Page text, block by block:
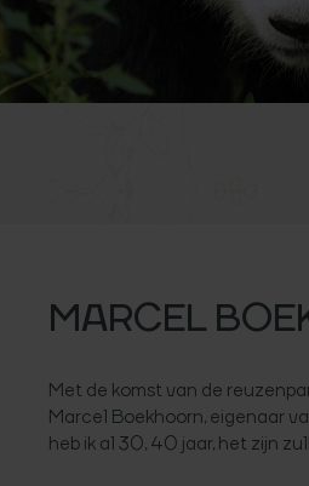
MARCEL
Met de komst van de
Marcel Boekhoorn, eigenaar
heb ik al 30, 40 jaar, het zijn